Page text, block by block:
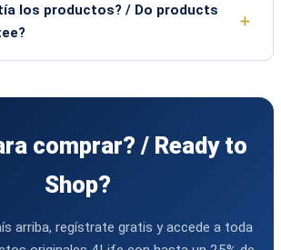
los productos? / Do products
comprar? / Ready to
Shop?
arriba, regístrate gratis y accede a toda